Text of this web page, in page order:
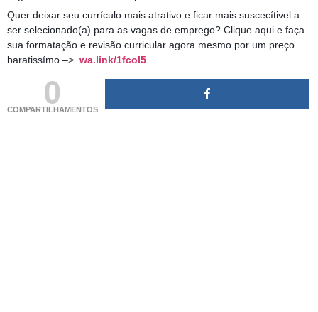
Quer deixar seu currículo mais atrativo e ficar mais suscecítivel a
ser selecionado(a) para as vagas de emprego? Clique aqui e faça
sua formatação e revisão curricular agora mesmo por um preço
baratissímo –> wa.link/1fcol5
0
COMPARTILHAMENTOS